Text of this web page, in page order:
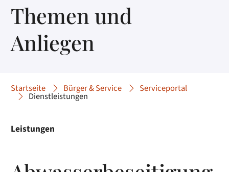
Themen und
Anliegen
Startseite Bürger & Service Serviceportal
Dienstleistungen
Leistungen